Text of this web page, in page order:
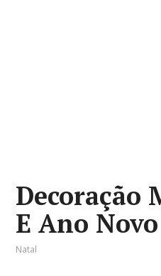
Decoração
E Ano Novo
Natal